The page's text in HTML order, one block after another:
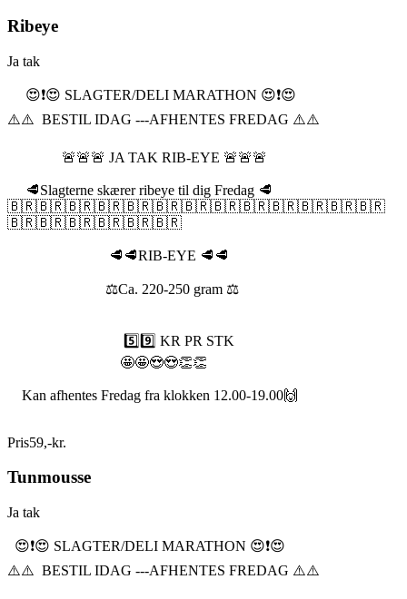
Ribeye
Ja tak
😍❗️😍 SLAGTER/DELI MARATHON 😍❗️😍
⚠️⚠️ BESTIL IDAG ---AFHENTES FREDAG ⚠️⚠️
🚨🚨🚨 JA TAK RIB-EYE 🚨🚨🚨
🥩Slagterne skærer ribeye til dig Fredag 🥩
🇧🇷🇧🇷🇧🇷🇧🇷🇧🇷🇧🇷🇧🇷🇧🇷🇧🇷🇧🇷🇧🇷🇧🇷🇧🇷
🇧🇷🇧🇷🇧🇷🇧🇷🇧🇷🇧🇷
🥩🥩RIB-EYE 🥩🥩
⚖️Ca. 220-250 gram ⚖️
5️⃣9️⃣ KR PR STK
🤩🤩😍😍👏👏
Kan afhentes Fredag fra klokken 12.00-19.00🙌
Pris59,-kr.
Tunmousse
Ja tak
😍❗️😍 SLAGTER/DELI MARATHON 😍❗️😍
⚠️⚠️ BESTIL IDAG ---AFHENTES FREDAG ⚠️⚠️